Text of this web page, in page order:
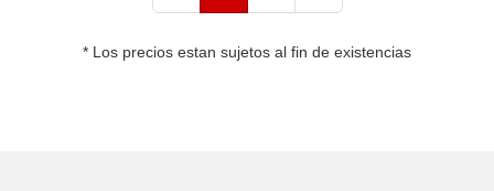
* Los precios estan sujetos al fin de existencias